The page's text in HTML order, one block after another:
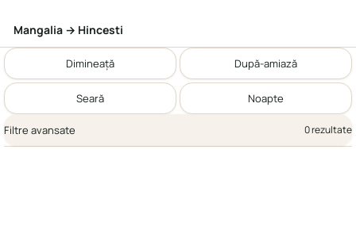
Mangalia → Hincesti
Dimineață După-amiază
Seară Noapte
Filtre avansate 0 rezultate